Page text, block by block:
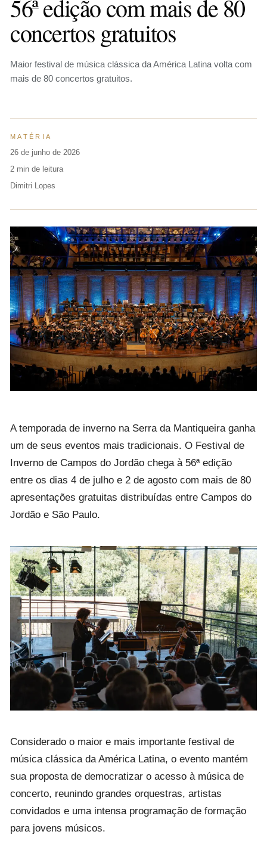
56ª edição com mais de 80
concertos gratuitos
Maior festival de música clássica da América Latina volta com
mais de 80 concertos gratuitos.
MATÉRIA
26 de junho de 2026
2 min de leitura
Dimitri Lopes
A temporada de inverno na Serra da Mantiqueira ganha
um de seus eventos mais tradicionais. O Festival de
Inverno de Campos do Jordão chega à 56ª edição
entre os dias 4 de julho e 2 de agosto com mais de 80
apresentações gratuitas distribuídas entre Campos do
Jordão e São Paulo.
Considerado o maior e mais importante festival de
música clássica da América Latina, o evento mantém
sua proposta de democratizar o acesso à música de
concerto, reunindo grandes orquestras, artistas
convidados e uma intensa programação de formação
para jovens músicos.